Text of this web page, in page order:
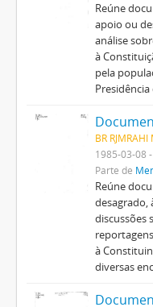
Reúne
apoio ou
análise
à
pela
Presidência
BR
1985-03-08
Parte de
Reúne
desagrado,
discussões
à
diversas